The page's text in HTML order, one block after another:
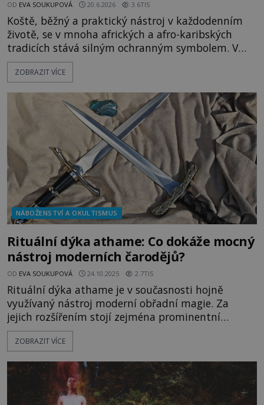
OD EVA SOUKUPOVÁ 20.6.2026 3.6TIS
Koště, běžný a praktický nástroj v každodenním
životě, se v mnoha afrických a afro-karibských
tradicích stává silným ochranným symbolem. V
těchto kulturách je koště vnímáno nejen jako
prostředek k úklidu, ale i jako nástroj, který
fyzické, ale i na duchovní úrovni. I zcela obyčejné
koště nabývá zvláštní význ
ZOBRAZIT VÍCE
NÁBOŽENSTVÍ A OKULTISMUS
Rituální dýka athame: Co dokáže mocný
nástroj moderních čarodějů?
OD EVA SOUKUPOVÁ 24.10.2025 2.7TIS
Rituální dýka athame je v současnosti hojně
využívaný nástroj moderní obřadní magie. Za
jejich rozšířením stojí zejména prominentní
britský wiccan Gerald B. Gardner, který se při svém
působení v Malajsii nechává inspirovat tamní
zázraky. Vyrovná se athame jejím vlastnostem?
Rituální dýku athame, původně ur
ZOBRAZIT VÍCE